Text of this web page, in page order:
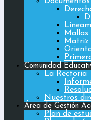
Mallas
Matriz
Comunidad
La Rectoria
Nuestros
Área de Gestión
Plan de